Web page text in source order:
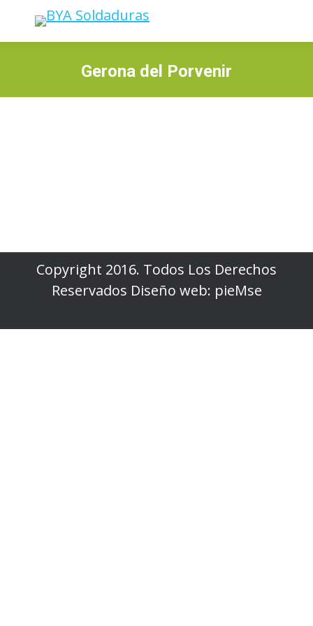
Gerona del Porvenir
Estás aquí:
Copyright 2016. Todos Los Derechos
Reservados Diseño web: pieMse